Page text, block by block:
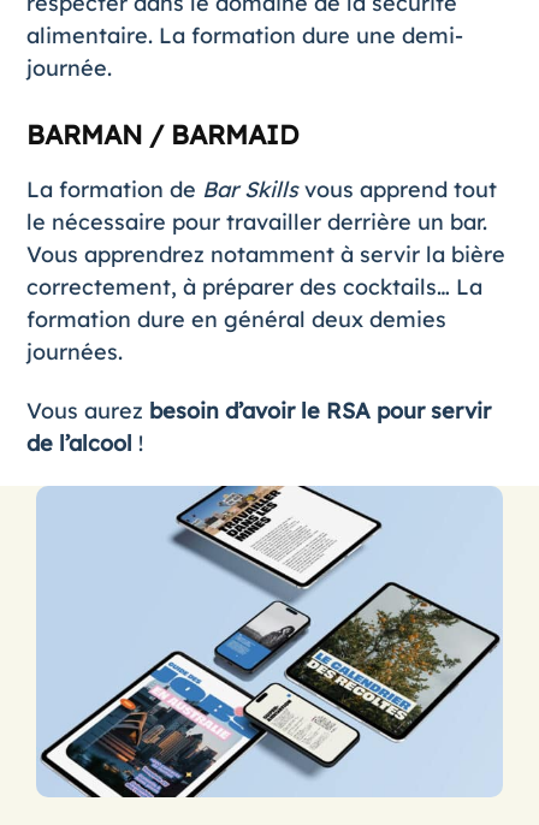
alimentaire. La formation dure une demi-
journée.
BARMAN / BARMAID
La formation de Bar Skillsvous apprend tout
le nécessaire pour travailler derrière un bar.
Vous apprendrez notamment à servir la bière
correctement, à préparer des cocktails… La
formation dure en général deux demies
journées.
Vous aurez besoin d’avoir le RSA pour servir
de l’alcool !